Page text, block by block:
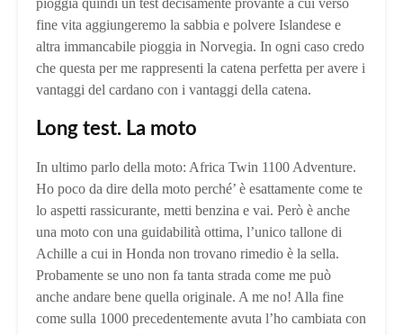
pioggia quindi un test decisamente provante a cui verso
fine vita aggiungeremo la sabbia e polvere Islandese e
altra immancabile pioggia in Norvegia. In ogni caso credo
che questa per me rappresenti la catena perfetta per avere i
vantaggi del cardano con i vantaggi della catena.
Long test. La moto
In ultimo parlo della moto: Africa Twin 1100 Adventure.
Ho poco da dire della moto perché’ è esattamente come te
lo aspetti rassicurante, metti benzina e vai. Però è anche
una moto con una guidabilità ottima, l’unico tallone di
Achille a cui in Honda non trovano rimedio è la sella.
Probamente se uno non fa tanta strada come me può
anche andare bene quella originale. A me no! Alla fine
come sulla 1000 precedentemente avuta l’ho cambiata con